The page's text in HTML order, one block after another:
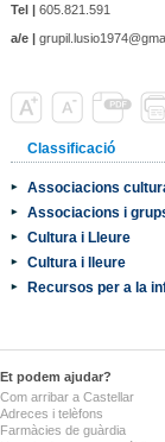
Tel |605.821.591
a/e |
Classificació
Associacions
Associacions i
Cultura i Lleure
Cultura i lleure
Recursos per a la
Et podem ajudar?
Com arribar a Castellar
Adreces i telèfons
Farmàcies de guàrdia